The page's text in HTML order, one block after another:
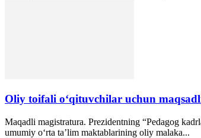
Oliy toifali o‘qituvchilar uchun
Maqadli magistratura. Prezidentning “Pedagog
umumiy o‘rta ta’lim maktablarining oliy malaka...